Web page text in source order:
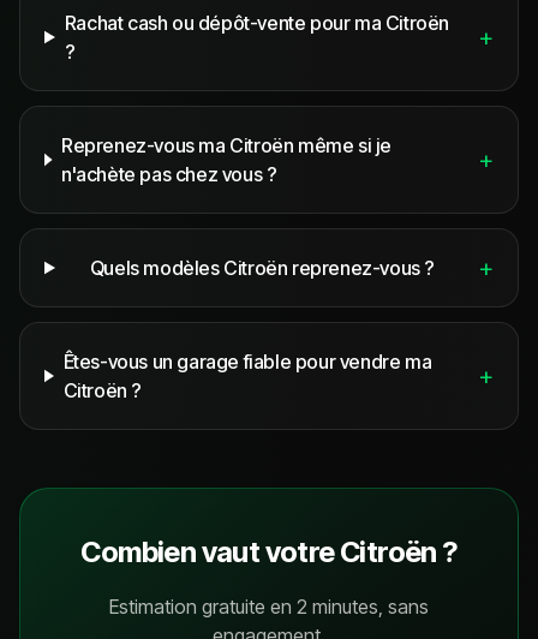
Rachat cash ou dépôt-vente pour ma Citroën
?
+
Reprenez-vous ma Citroën même si je
n'achète pas chez vous ?
+
Quels modèles Citroën reprenez-vous ? +
Êtes-vous un garage fiable pour vendre ma
Citroën ?
+
Combien vaut votreCitroën ?
Estimation gratuite en 2 minutes, sans